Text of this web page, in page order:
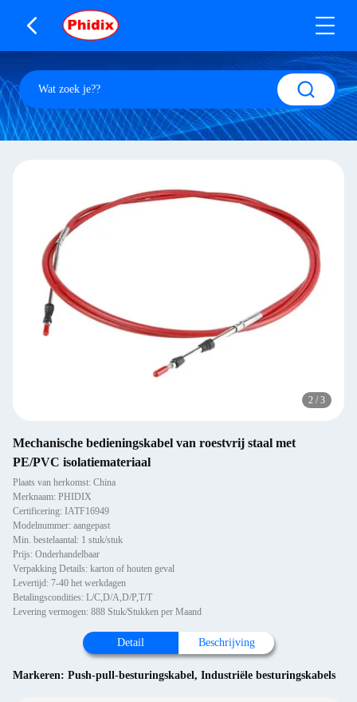
2 / 3
Mechanische bedieningskabel van roestvrij staal met
PE/PVC isolatiemateriaal
Plaats van herkomst: China
Merknaam: PHIDIX
Certificering: IATF16949
Modelnummer: aangepast
Min. bestelaantal: 1 stuk/stuk
Prijs: Onderhandelbaar
Verpakking Details: karton of houten geval
Levertijd: 7-40 het werkdagen
Betalingscondities: L/C,D/A,D/P,T/T
Levering vermogen: 888 Stuk/Stukken per Maand
Detail Beschrijving
Markeren: Push-pull-besturingskabel, Industriële besturingskabels